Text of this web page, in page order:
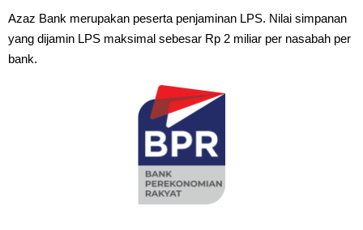
Azaz Bank merupakan peserta penjaminan LPS. Nilai simpanan
yang dijamin LPS maksimal sebesar Rp 2 miliar per nasabah per
bank.